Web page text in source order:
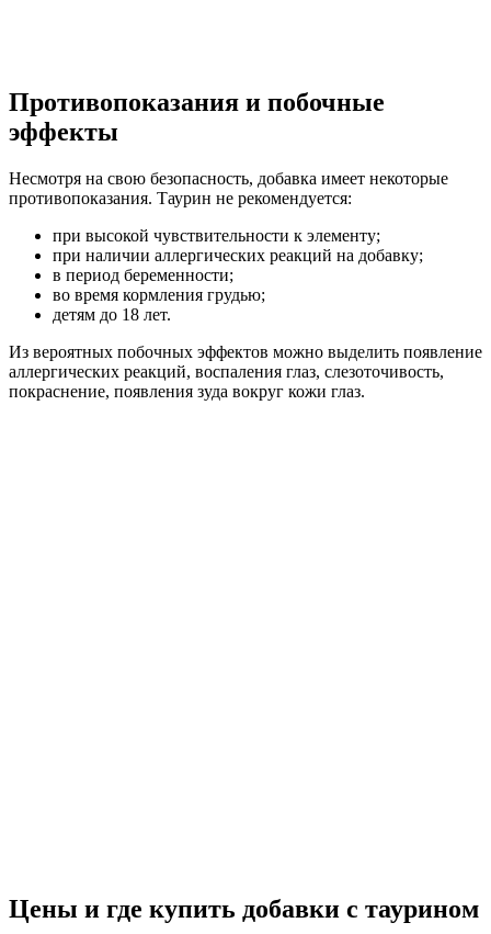
Противопоказания и побочные
эффекты
Несмотря на свою безопасность, добавка имеет некоторые
противопоказания. Таурин не рекомендуется:
при высокой чувствительности к элементу;
при наличии аллергических реакций на добавку;
в период беременности;
во время кормления грудью;
детям до 18 лет.
Из вероятных побочных эффектов можно выделить появление
аллергических реакций, воспаления глаз, слезоточивость,
покраснение, появления зуда вокруг кожи глаз.
Цены и где купить добавки с таурином